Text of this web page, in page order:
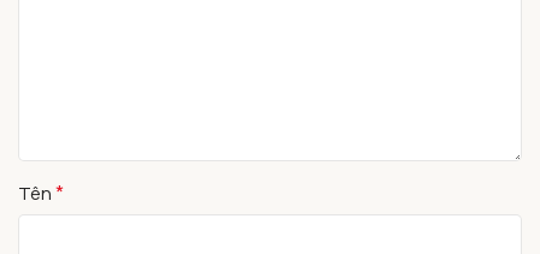
Tên*